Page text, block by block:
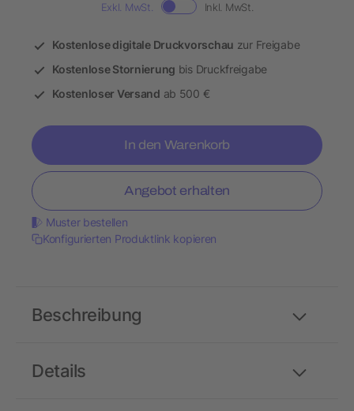
Exkl. MwSt. Inkl. MwSt.
Kostenlose digitale Druckvorschau zur Freigabe
Kostenlose Stornierung bis Druckfreigabe
Kostenloser Versand ab 500 €
In den Warenkorb
Angebot erhalten
Muster bestellen
Konfigurierten Produktlink kopieren
Details
Beschreibung